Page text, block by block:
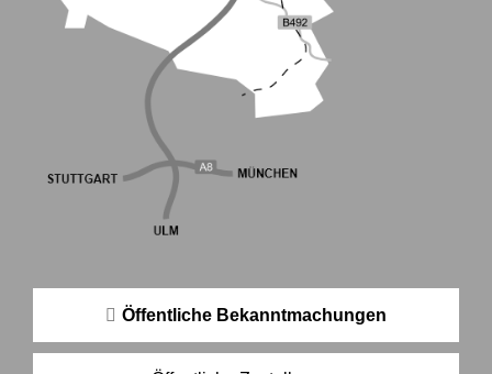
Öffentliche Bekanntmachungen